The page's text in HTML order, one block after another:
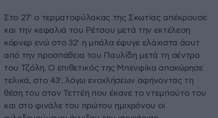
Στο 27′ ο τερματοφύλακας της Σκωτίας απέκρουσε
και την κεφαλιά του Ρέτσου μετά την εκτέλεση
κόρνερ ενώ στο 32′ η μπάλα έφυγε ελάχιστα άουτ
από την προσπάθεια του Παυλίδη μετά τη σέντρα
του Τζόλη. Ο επιθετικός της Μπενφίκα αποχώρησε
τελικά, στο 43′, λόγω ενοχλήσεων αφήνοντας τη
θέση του στον Τεττέη που έκανε το ντεμπούτο του
και στο φινάλε του πρώτου ημιχρόνου οι